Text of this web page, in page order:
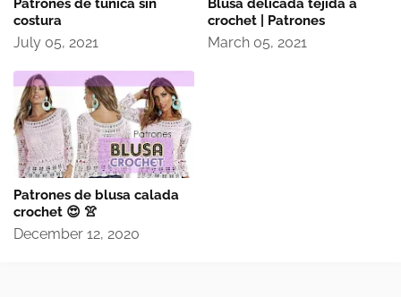
Patrones de túnica sin
costura
July 05, 2021
Blusa delicada tejida a
crochet | Patrones
March 05, 2021
Patrones de blusa calada
crochet 😍 👚
December 12, 2020